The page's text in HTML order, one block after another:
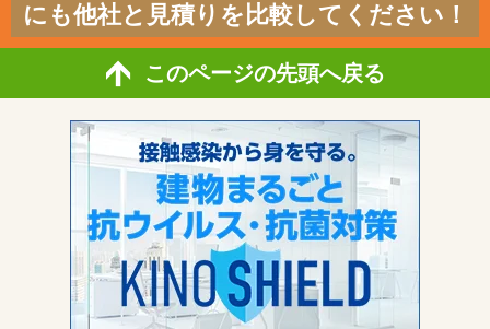
にも他社と見積りを比較してください！
このページの先頭へ戻る